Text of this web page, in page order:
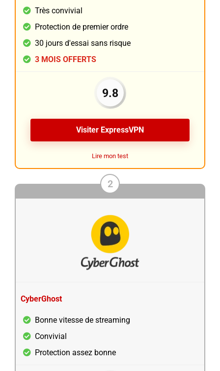
Très convivial
Protection de premier ordre
30 jours d'essai sans risque
3 MOIS OFFERTS
9.8
Visiter ExpressVPN
Lire mon test
2
CyberGhost
Bonne vitesse de streaming
Convivial
Protection assez bonne